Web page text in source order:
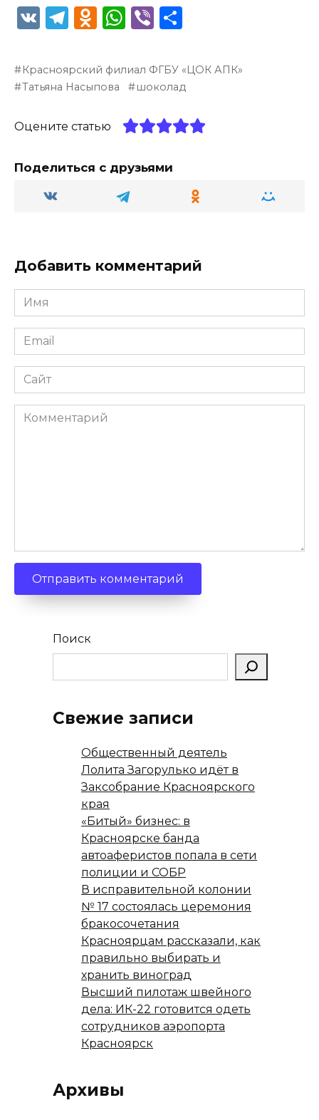
V
T
e
g
m
O
n
o
a
ni
ki
W
a
ts
p
Vi
er п
р
в
ь
Красноярский филиал ФГБУ «ЦОК АПК»
Татьяна Насыпова
шоколад
Оцените статью
Поделиться с друзьями
Добавить комментарий
Имя
Email
Сайт
Комментарий
Поиск
Свежие записи
Общественный деятель
Лолита Загорулько идёт в
Заксобрание Красноярского
края
«Битый» бизнес: в
Красноярске банда
автоаферистов попала в сети
полиции и СОБР
В исправительной колонии
№ 17 состоялась церемония
бракосочетания
Красноярцам рассказали, как
правильно выбирать и
хранить виноград
Высший пилотаж швейного
дела: ИК-22 готовится одеть
сотрудников аэропорта
Красноярск
Архивы